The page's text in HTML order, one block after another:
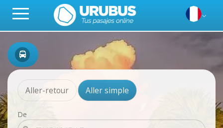
Aller-retour Aller simple
De